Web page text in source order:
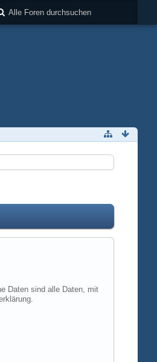
Daten sind alle Daten, mit